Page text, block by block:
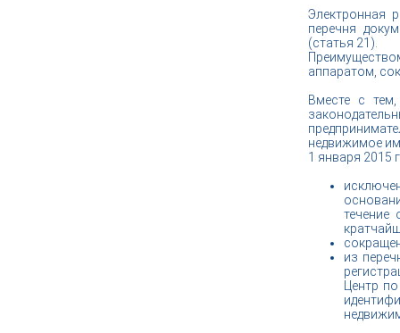
Электронная
перечня
(статья 21).
аппаратом,
Вместе с
недвижимое
1 января 2015
течение
из
Центр